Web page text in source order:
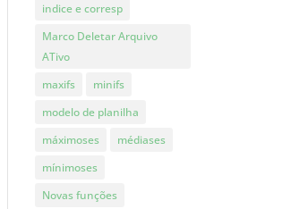
indice e corresp
Marco Deletar Arquivo
ATivo
maxifs
minifs
modelo de planilha
máximoses
médiases
mínimoses
Novas funções